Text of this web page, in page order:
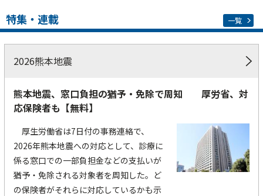
特集・連載 一覧
2026熊本地震
熊本地震、窓口負担の猶予・免除で周知 厚労省、対
応保険者も【無料】
厚生労働省は7日付の事務連絡で、
2026年熊本地震への対応として、診療に
係る窓口での一部負担金などの支払いが
猶予・免除される対象者を周知した。ど
の保険者がそれらに対応しているかも示